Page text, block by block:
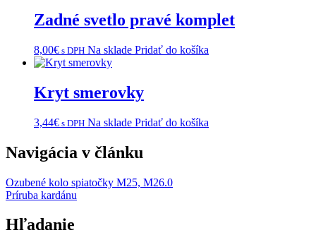
Zadné svetlo pravé komplet
8,00€ s DPH Na sklade Pridať do košíka
Kryt smerovky
3,44€ s DPH Na sklade Pridať do košíka
Navigácia v článku
Ozubené kolo spiatočky M25, M26.0
Príruba kardánu
Hľadanie